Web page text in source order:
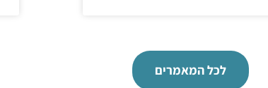
לכל המאמרים